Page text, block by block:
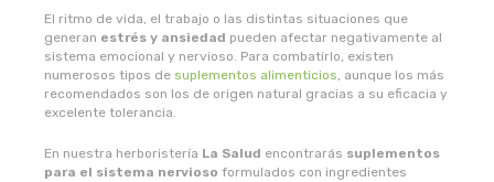
El ritmo de vida, el trabajo o las distintas situaciones que
generan estrés y ansiedad pueden afectar negativamente al
sistema emocional y nervioso. Para combatirlo, existen
numerosos tipos de suplementos alimenticios, aunque los más
recomendados son los de origen natural gracias a su eficacia y
excelente tolerancia.
En nuestra herboristería La Salud encontrarás suplementos
para el sistema nervioso formulados con ingredientes
nale
natracare
natruly